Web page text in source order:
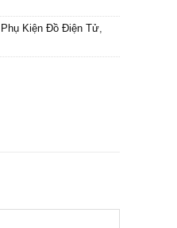
Phụ Kiện Đồ Điện Tử,